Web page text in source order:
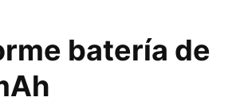
batería de